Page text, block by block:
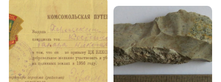
району Полтавської